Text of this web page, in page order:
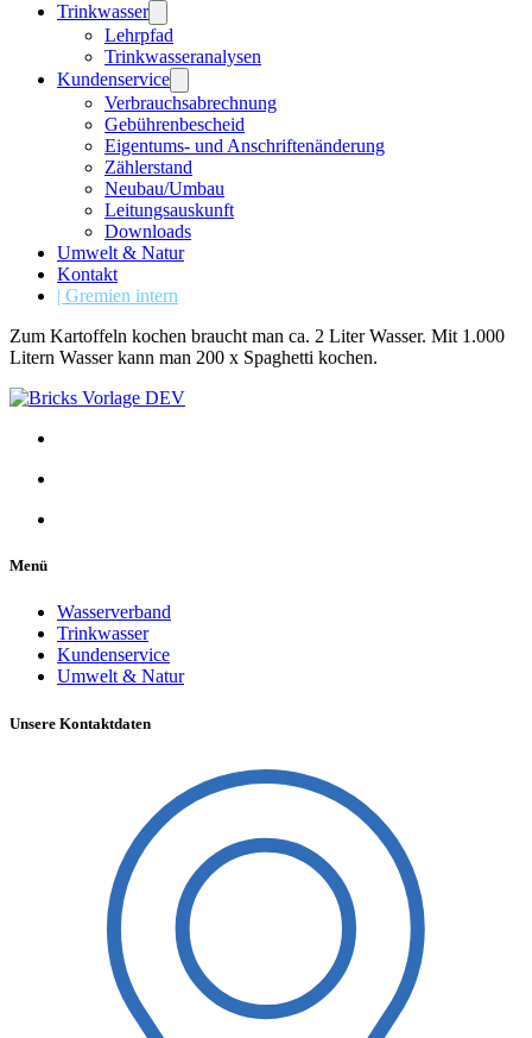
Trinkwasser
Lehrpfad
Trinkwasseranalysen
Kundenservice
Verbrauchsabrechnung
Gebührenbescheid
Eigentums- und Anschriftenänderung
Zählerstand
Neubau/Umbau
Leitungsauskunft
Downloads
Umwelt & Natur
Kontakt
| Gremien intern
Zum Kartoffeln kochen braucht man ca. 2 Liter Wasser. Mit 1.000
Litern Wasser kann man 200 x Spaghetti kochen.
Menü
Wasserverband
Trinkwasser
Kundenservice
Umwelt & Natur
Unsere Kontaktdaten